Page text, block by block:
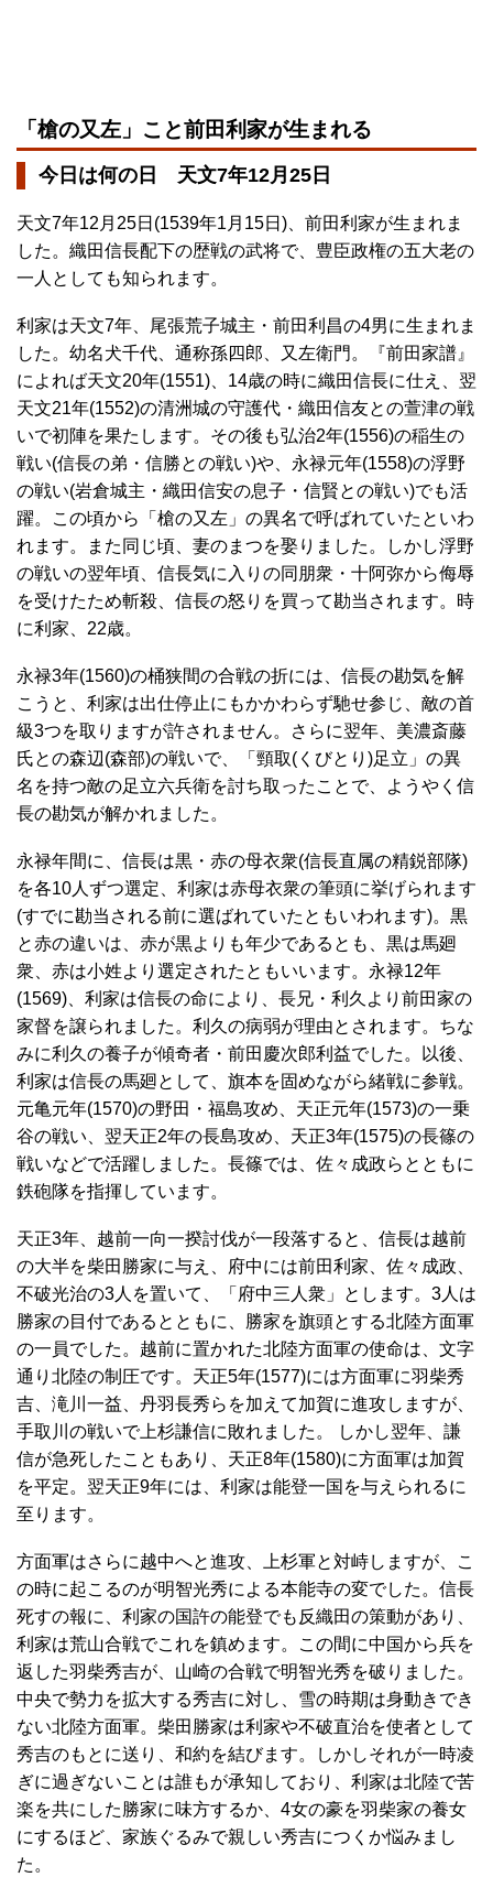
「槍の又左」こと前田利家が生まれる
今日は何の日 天文7年12月25日
天文7年12月25日(1539年1月15日)、前田利家が生まれま
した。織田信長配下の歴戦の武将で、豊臣政権の五大老の
一人としても知られます。
利家は天文7年、尾張荒子城主・前田利昌の4男に生まれま
した。幼名犬千代、通称孫四郎、又左衛門。『前田家譜』
によれば天文20年(1551)、14歳の時に織田信長に仕え、翌
天文21年(1552)の清洲城の守護代・織田信友との萱津の戦
いで初陣を果たします。その後も弘治2年(1556)の稲生の
戦い(信長の弟・信勝との戦い)や、永禄元年(1558)の浮野
の戦い(岩倉城主・織田信安の息子・信賢との戦い)でも活
躍。この頃から「槍の又左」の異名で呼ばれていたといわ
れます。また同じ頃、妻のまつを娶りました。しかし浮野
の戦いの翌年頃、信長気に入りの同朋衆・十阿弥から侮辱
を受けたため斬殺、信長の怒りを買って勘当されます。時
に利家、22歳。
永禄3年(1560)の桶狭間の合戦の折には、信長の勘気を解
こうと、利家は出仕停止にもかかわらず馳せ参じ、敵の首
級3つを取りますが許されません。さらに翌年、美濃斎藤
氏との森辺(森部)の戦いで、「頸取(くびとり)足立」の異
名を持つ敵の足立六兵衛を討ち取ったことで、ようやく信
長の勘気が解かれました。
永禄年間に、信長は黒・赤の母衣衆(信長直属の精鋭部隊)
を各10人ずつ選定、利家は赤母衣衆の筆頭に挙げられます
(すでに勘当される前に選ばれていたともいわれます)。黒
と赤の違いは、赤が黒よりも年少であるとも、黒は馬廻
衆、赤は小姓より選定されたともいいます。永禄12年
(1569)、利家は信長の命により、長兄・利久より前田家の
家督を譲られました。利久の病弱が理由とされます。ちな
みに利久の養子が傾奇者・前田慶次郎利益でした。以後、
利家は信長の馬廻として、旗本を固めながら緒戦に参戦。
元亀元年(1570)の野田・福島攻め、天正元年(1573)の一乗
谷の戦い、翌天正2年の長島攻め、天正3年(1575)の長篠の
戦いなどで活躍しました。長篠では、佐々成政らとともに
鉄砲隊を指揮しています。
天正3年、越前一向一揆討伐が一段落すると、信長は越前
の大半を柴田勝家に与え、府中には前田利家、佐々成政、
不破光治の3人を置いて、「府中三人衆」とします。3人は
勝家の目付であるとともに、勝家を旗頭とする北陸方面軍
の一員でした。越前に置かれた北陸方面軍の使命は、文字
通り北陸の制圧です。天正5年(1577)には方面軍に羽柴秀
吉、滝川一益、丹羽長秀らを加えて加賀に進攻しますが、
手取川の戦いで上杉謙信に敗れました。 しかし翌年、謙
信が急死したこともあり、天正8年(1580)に方面軍は加賀
を平定。翌天正9年には、利家は能登一国を与えられるに
至ります。
方面軍はさらに越中へと進攻、上杉軍と対峙しますが、こ
の時に起こるのが明智光秀による本能寺の変でした。信長
死すの報に、利家の国許の能登でも反織田の策動があり、
利家は荒山合戦でこれを鎮めます。この間に中国から兵を
返した羽柴秀吉が、山崎の合戦で明智光秀を破りました。
中央で勢力を拡大する秀吉に対し、雪の時期は身動きでき
ない北陸方面軍。柴田勝家は利家や不破直治を使者として
秀吉のもとに送り、和約を結びます。しかしそれが一時凌
ぎに過ぎないことは誰もが承知しており、利家は北陸で苦
楽を共にした勝家に味方するか、4女の豪を羽柴家の養女
にするほど、家族ぐるみで親しい秀吉につくか悩みまし
た。